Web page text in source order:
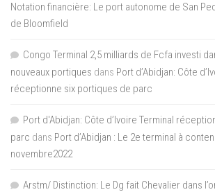
Notation financière: Le port autonome de San
de Bloomfield
Congo Terminal 2,5 milliards de Fcfa investi
nouveaux portiques dans Port d’Abidjan: Côte
réceptionne six portiques de parc
Port d'Abidjan: Côte d’Ivoire Terminal
parc dans Port d’Abidjan : Le 2e terminal à
novembre2022
Arstm/ Distinction: Le Dg fait Chevalier dans